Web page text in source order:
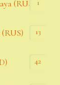
(RUS) 1
13
42